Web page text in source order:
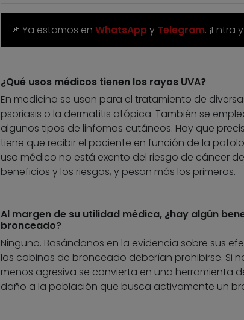
📌 Ya estamos en WhatsAppy Telegram. ¡Entra
¿Qué usos médicos tienen los rayos UVA?
En medicina se usan para el tratamiento de
psoriasis o la dermatitis atópica. También se
algunos tipos de linfomas cutáneos. Hay que
tiene que recibir el paciente en función de la
uso médico no está exento del riesgo de cáncer
beneficios y los riesgos, y pesan más los primeros.
Al margen de su utilidad médica, ¿hay algún
bronceado?
Ninguno. Basándonos en la evidencia sobre sus
las cabinas de bronceado deberían prohibirse. Si
menos agresiva se convierta en una herramienta
daño a la población que busca activamente un